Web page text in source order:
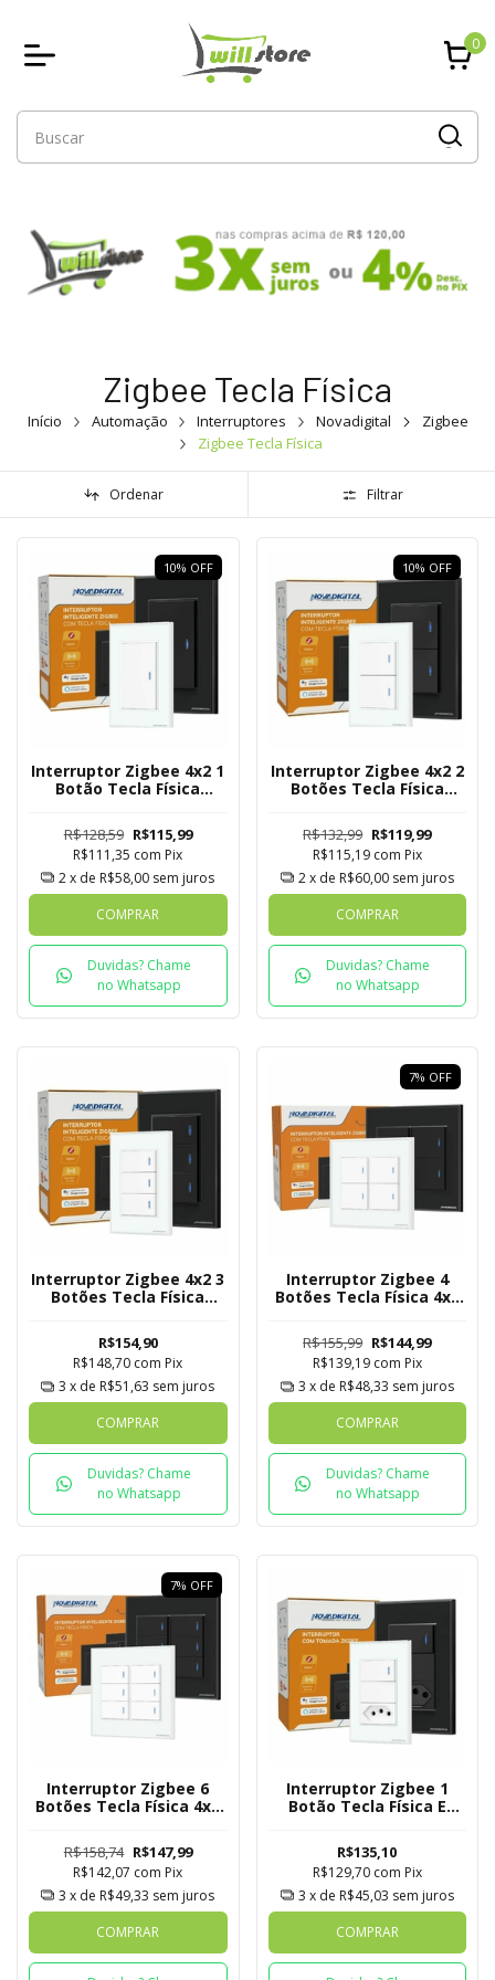
0
Zigbee Tecla Física
Início Automação Interruptores Novadigital
Zigbee
Zigbee Tecla Física
Ordenar Filtrar
10% OFF
Interruptor Zigbee 4x2 1
Botão Tecla Física
R$128,59 R$115,99
R$111,35 com Pix
2x de R$58,00 sem juros
COMPRAR
Duvidas? Chame
no Whatsapp
10% OFF
Interruptor Zigbee 4x2 2
Botões Tecla Física
R$132,99 R$119,99
R$115,19 com Pix
2x de R$60,00 sem juros
COMPRAR
Duvidas? Chame
no Whatsapp
Interruptor Zigbee 4x2 3
Botões Tecla Física
R$154,90
R$148,70 com Pix
3 x de R$51,63 sem juros
COMPRAR
Duvidas? Chame
no Whatsapp
7% OFF
Interruptor Zigbee 4
Botões Tecla Física 4x4
R$155,99 R$144,99
R$139,19 com Pix
3 x de R$48,33 sem juros
COMPRAR
Duvidas? Chame
no Whatsapp
7% OFF
Interruptor Zigbee 6
Botões Tecla Física 4x4
R$158,74 R$147,99
R$142,07 com Pix
3 x de R$49,33 sem juros
COMPRAR
Interruptor Zigbee 1
Botão Tecla Física E
Tuya
R$135,10
R$129,70 com Pix
3 x de R$45,03 sem juros
COMPRAR